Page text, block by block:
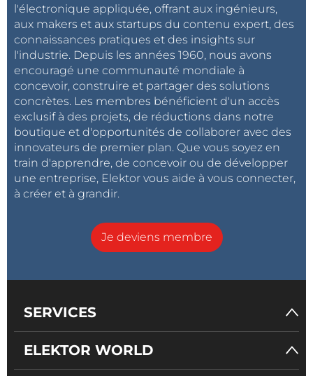
l'électronique appliquée, offrant aux ingénieurs,
aux makers et aux startups du contenu expert, des
connaissances pratiques et des insights sur
l'industrie. Depuis les années 1960, nous avons
encouragé une communauté mondiale à
concevoir, construire et partager des solutions
concrètes. Les membres bénéficient d'un accès
exclusif à des projets, de réductions dans notre
boutique et d'opportunités de collaborer avec des
innovateurs de premier plan. Que vous soyez en
train d'apprendre, de concevoir ou de développer
une entreprise, Elektor vous aide à vous connecter,
à créer et à grandir.
Je deviens membre
SERVICES
ELEKTOR WORLD